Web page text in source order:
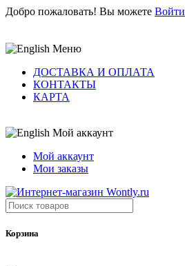
Добро пожаловать! Вы можете Войти
Меню
ДОСТАВКА И ОПЛАТА
КОНТАКТЫ
КАРТА
Мой аккаунт
Мой аккаунт
Мои заказы
Корзина